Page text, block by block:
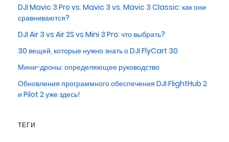
DJI Mavic 3 Pro vs. Mavic 3 vs. Mavic 3 Classic: как они
сравниваются?
DJI Air 3 vs Air 2S vs Mini 3 Pro: что выбрать?
30 вещей, которые нужно знать о DJI FlyCart 30
Мини-дроны: определяющее руководство
Обновления программного обеспечения DJI FlightHub 2
и Pilot 2 уже здесь!
ТЕГИ